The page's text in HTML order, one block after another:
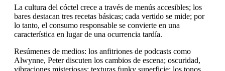
La cultura del cóctel crece a través de menús accesibles; los
bares destacan tres recetas básicas; cada vertido se mide; por
lo tanto, el consumo responsable se convierte en una
característica en lugar de una ocurrencia tardía.
Resúmenes de medios: los anfitriones de podcasts como
Alwynne, Peter discuten los cambios de escena; oscuridad,
vibraciones misteriosas; texturas funky superficie; los tonos